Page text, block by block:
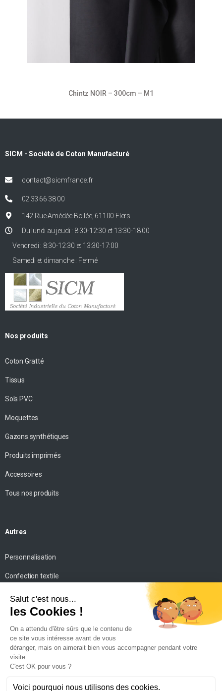
Chintz NOIR – 300cm – M1
SICM - Société de Coton Manufacturé
contact@sicmfrance.fr
02 33 66 38 00
142 Rue Amédée Bollée, 61100 Flers
Du lundi au jeudi : 8:30-12:30 et 13:30-18:00
Vendredi : 8:30-12:30 et 13:30-17:00
Samedi et dimanche : Fermé
Nos produits
Coton Gratté
Tissus
Sols PVC
Moquettes
Gazons synthétiques
Produits imprimés
Accessoires
Tous nos produits
Autres
Personnalisation
Confection textile
Impression personnalisée
Mise en scène
Conseils
Contact